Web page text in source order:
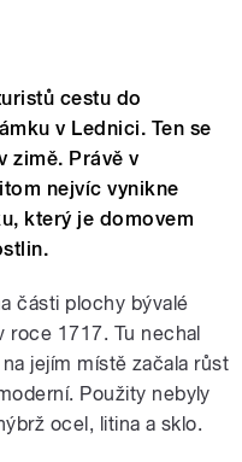
cestu do
v Lednici. Ten se
zimě. Právě v
nejvíc vynikne
který je domovem
části plochy bývalé
roce 1717. Tu nechal
jejím místě začala růst
Použity nebyly
ocel, litina a sklo.